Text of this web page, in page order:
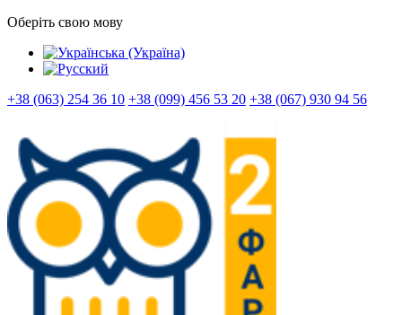
Оберіть свою мову
+38 (063) 254 36 10 +38 (099) 456 53 20 +38 (067) 930 94 56